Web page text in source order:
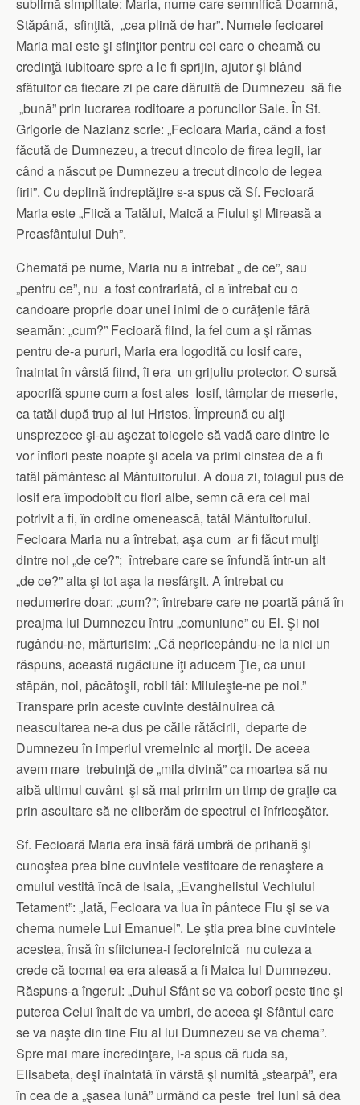
Stăpână, sfinţită, „cea plină de har”. Numele fecioarei
Maria mai este şi sfinţitor pentru cei care o cheamă cu
credinţă iubitoare spre a le fi sprijin, ajutor şi blând
sfătuitor ca fiecare zi pe care dăruită de Dumnezeu să fie
„bună” prin lucrarea roditoare a poruncilor Sale. În Sf.
Grigorie de Nazianz scrie: „Fecioara Maria, când a fost
făcută de Dumnezeu, a trecut dincolo de firea legii, iar
când a născut pe Dumnezeu a trecut dincolo de legea
firii”. Cu deplină îndreptăţire s-a spus că Sf. Fecioară
Maria este „Fiică a Tatălui, Maică a Fiului şi Mireasă a
Preasfântului Duh”.
Chemată pe nume, Maria nu a întrebat „ de ce”, sau
„pentru ce”, nu a fost contrariată, ci a întrebat cu o
candoare proprie doar unei inimi de o curăţenie fără
seamăn: „cum?” Fecioară fiind, la fel cum a şi rămas
pentru de-a pururi, Maria era logodită cu Iosif care,
înaintat în vârstă fiind, îi era un grijuliu protector. O sursă
apocrifă spune cum a fost ales Iosif, tâmplar de meserie,
ca tatăl după trup al lui Hristos. Împreună cu alţi
unsprezece şi-au aşezat toiegele să vadă care dintre le
vor înflori peste noapte şi acela va primi cinstea de a fi
tatăl pământesc al Mântuitorului. A doua zi, toiagul pus de
Iosif era împodobit cu flori albe, semn că era cel mai
potrivit a fi, în ordine omenească, tatăl Mântuitorului.
Fecioara Maria nu a întrebat, aşa cum ar fi făcut mulţi
dintre noi „de ce?”; întrebare care se înfundă într-un alt
„de ce?” alta şi tot aşa la nesfârşit. A întrebat cu
nedumerire doar: „cum?”; întrebare care ne poartă până în
preajma lui Dumnezeu întru „comuniune” cu El. Şi noi
rugându-ne, mărturisim: „Că nepricepându-ne la nici un
răspuns, această rugăciune îţi aducem Ţie, ca unui
stăpân, noi, păcătoşii, robii tăi: Miluieşte-ne pe noi.”
Transpare prin aceste cuvinte destăinuirea că
neascultarea ne-a dus pe căile rătăcirii, departe de
Dumnezeu în imperiul vremelnic al morţii. De aceea
avem mare trebuinţă de „mila divină” ca moartea să nu
aibă ultimul cuvânt şi să mai primim un timp de graţie ca
prin ascultare să ne eliberăm de spectrul ei înfricoşător.
Sf. Fecioară Maria era însă fără umbră de prihană şi
cunoştea prea bine cuvintele vestitoare de renaştere a
omului vestită încă de Isaia, „Evanghelistul Vechiului
Tetament”: „Iată, Fecioara va lua în pântece Fiu şi se va
chema numele Lui Emanuel”. Le ştia prea bine cuvintele
acestea, însă în sfiiciunea-i feciorelnică nu cuteza a
crede că tocmai ea era aleasă a fi Maica lui Dumnezeu.
Răspuns-a îngerul: „Duhul Sfânt se va coborî peste tine şi
puterea Celui înalt de va umbri, de aceea şi Sfântul care
se va naşte din tine Fiu al lui Dumnezeu se va chema”.
Spre mai mare încredinţare, i-a spus că ruda sa,
Elisabeta, deşi înaintată în vârstă şi numită „stearpă”, era
în cea de a „şasea lună” urmând ca peste trei luni să dea